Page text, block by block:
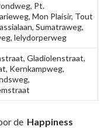
Pt.
Mon Plaisir, Tout
Sumatraweg,
lelydorperweg
Gladiolenstraat,
Kernkampweg,
de Happiness